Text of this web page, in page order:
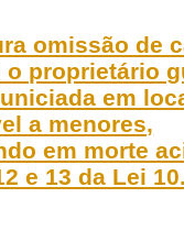
omissão de
o proprietário
em
a menores,
em morte
e 13 da Lei